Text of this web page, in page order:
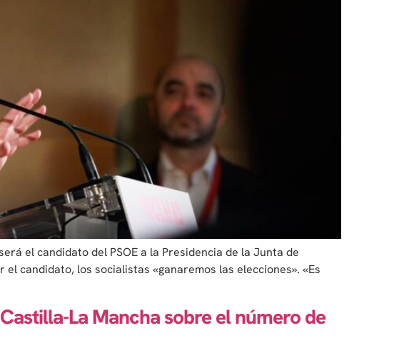
el candidato del PSOE a la Presidencia de la Junta de
candidato, los socialistas «ganaremos las elecciones». «Es
La Mancha sobre el número de